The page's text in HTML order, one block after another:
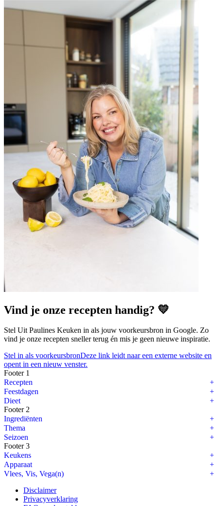
Vind je onze recepten handig? 💛
Stel Uit Paulines Keuken in als jouw voorkeursbron in Google. Zo
vind je onze recepten sneller terug én mis je geen nieuwe inspiratie.
Stel in als voorkeursbronDeze link leidt naar een externe website en
opent in een nieuw venster.
Footer 1
Recepten
Feestdagen
Dieet
Footer 2
Ingrediënten
Thema
Seizoen
Footer 3
Keukens
Apparaat
Vlees, Vis, Vega(n)
Disclaimer
Privacyverklaring